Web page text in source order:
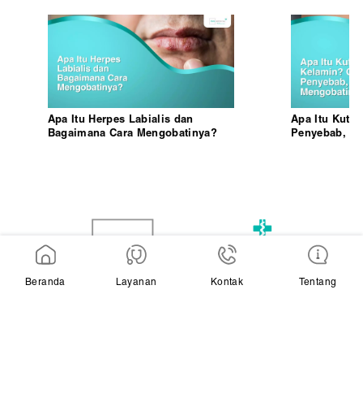
Apa Itu Herpes Labialis dan
Bagaimana Cara Mengobatinya?
Apa Itu Kutil
Penyebab,
Beranda Layanan Kontak Tentang